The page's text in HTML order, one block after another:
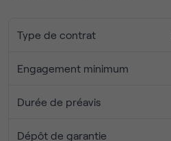
Type de contrat
Engagement minimum
Durée de préavis
Dépôt de garantie